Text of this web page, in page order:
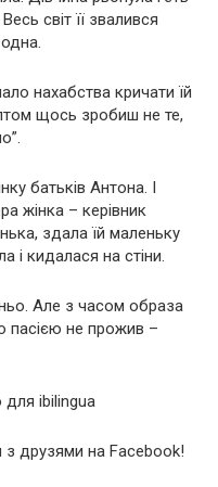
світ її звалився
нахабства кричати їй
щось зробиш не те,
батьків Антона. І
жінка – керівник
здала їй маленьку
і кидалася на стіни.
Але з часом образа
пасією не прожив –
для ibilingua
з друзями на Facebook!